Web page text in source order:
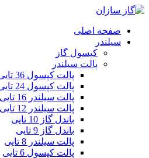
صفحه اصلی
سیلندر
کپسول گاز
پالت سیلندر
پالت کپسول 36 تایی
پالت کپسول 24 تایی
پالت سیلندر 16 تایی
پالت سیلندر 12 تایی
باندل گاز 10 تایی
باندل گاز 9 تایی
پالت سیلندر 8 تایی
پالت کپسول 6 تایی